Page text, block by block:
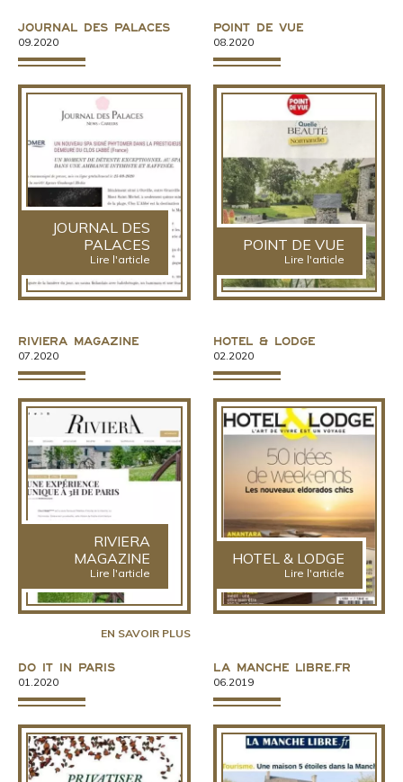
Journal des Palaces
09.2020
JOURNAL DES
PALACES
Lire l'article
Point de vue
08.2020
POINT DE VUE
Lire l'article
Riviera Magazine
07.2020
RIVIERA
MAGAZINE
Lire l'article
EN SAVOIR PLUS
Hotel & Lodge
02.2020
HOTEL & LODGE
Lire l'article
Do It In Paris
01.2020
La Manche Libre.fr
06.2019